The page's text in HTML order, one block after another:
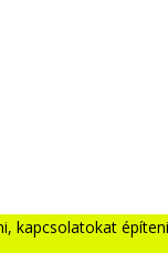
kapcsolatokat